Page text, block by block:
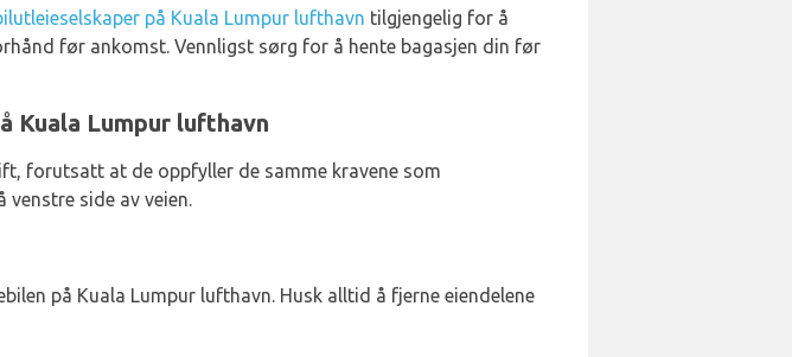
på Kuala Lumpur lufthavn tilgjengelig for å
før ankomst. Vennligst sørg for å hente bagasjen din før
Kuala Lumpur lufthavn
forutsatt at de oppfyller de samme kravene som
side av veien.
på Kuala Lumpur lufthavn. Husk alltid å fjerne eiendelene